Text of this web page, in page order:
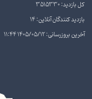
کل بازدید: 3515330
بازدید کنندگان آنلاین: 14
آخرین بروزرسانی: 1405/05/12 11:44